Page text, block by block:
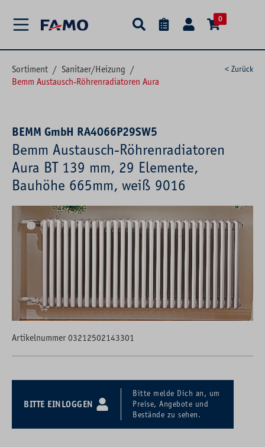
0
Sortiment / Sanitaer/Heizung /
Bemm Austausch-Röhrenradiatoren Aura
< Zurück
BEMM GmbH RA4066P29SW5
Bemm Austausch-Röhrenradiatoren
Aura BT 139 mm, 29 Elemente,
Bauhöhe 665mm, weiß 9016
Bildergalerie überspringen
Artikelnummer 03212502143301
BITTE EINLOGGEN
Bitte melde Dich an, um
Preise, Angebote und
Bestände zu sehen.